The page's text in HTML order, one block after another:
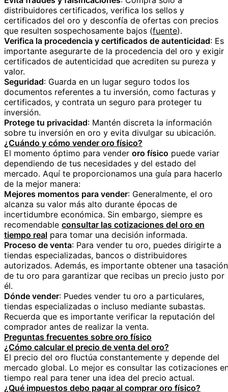
distribuidores certificados, verifica los sellos y
certificados del oro y desconfía de ofertas con precios
que resulten sospechosamente bajos (fuente).
Verifica la procedencia y certificados de autenticidad: Es
importante asegurarte de la procedencia del oro y exigir
certificados de autenticidad que acrediten su pureza y
valor.
Seguridad: Guarda en un lugar seguro todos los
documentos referentes a tu inversión, como facturas y
certificados, y contrata un seguro para proteger tu
inversión.
Protege tu privacidad: Mantén discreta la información
sobre tu inversión en oro y evita divulgar su ubicación.
¿Cuándo y cómo vender oro físico?
El momento óptimo para vender oro físico puede variar
dependiendo de tus necesidades y del estado del
mercado. Aquí te proporcionamos una guía para hacerlo
de la mejor manera:
Mejores momentos para vender: Generalmente, el oro
alcanza su valor más alto durante épocas de
incertidumbre económica. Sin embargo, siempre es
recomendable consultar las cotizaciones del oro en
tiempo real para tomar una decisión informada.
Proceso de venta: Para vender tu oro, puedes dirigirte a
tiendas especializadas, bancos o distribuidores
autorizados. Además, es importante obtener una tasación
de tu oro para garantizar que recibas un precio justo por
él.
Dónde vender: Puedes vender tu oro a particulares,
tiendas especializadas o incluso mediante subastas.
Recuerda que es importante verificar la reputación del
comprador antes de realizar la venta.
Preguntas frecuentes sobre oro físico
¿Cómo calcular el precio de venta del oro?
El precio del oro fluctúa constantemente y depende del
mercado global. Lo mejor es consultar las cotizaciones
tiempo real para tener una idea del precio actual.
¿Qué impuestos debo pagar al comprar oro físico?